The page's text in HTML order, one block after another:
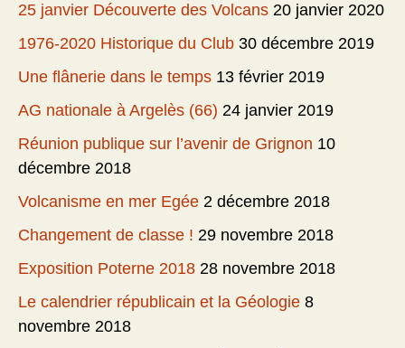
25 janvier Découverte des Volcans 20 janvier 2020
1976-2020 Historique du Club 30 décembre 2019
Une flânerie dans le temps 13 février 2019
AG nationale à Argelès (66) 24 janvier 2019
Réunion publique sur l’avenir de Grignon 10
décembre 2018
Volcanisme en mer Egée 2 décembre 2018
Changement de classe ! 29 novembre 2018
Exposition Poterne 2018 28 novembre 2018
Le calendrier républicain et la Géologie 8
novembre 2018